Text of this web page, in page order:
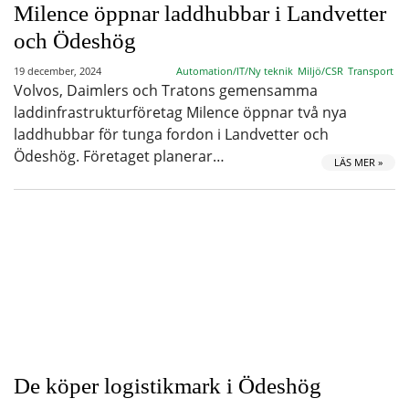
Milence öppnar laddhubbar i Landvetter
och Ödeshög
19 december, 2024 Automation/IT/Ny teknik Miljö/CSR Transport
Volvos, Daimlers och Tratons gemensamma
laddinfrastrukturföretag Milence öppnar två nya
laddhubbar för tunga fordon i Landvetter och
Ödeshög. Företaget planerar…
LÄS MER »
De köper logistikmark i Ödeshög